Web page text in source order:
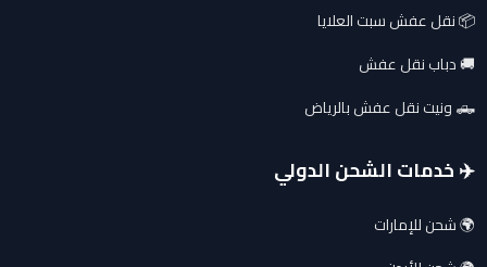
📦 نقل عفش سبت العلايا
🚚 دباب نقل عفش
🛻 ونيت نقل عفش بالرياض
✈️ خدمات الشحن الدولي
🌍 شحن للإمارات